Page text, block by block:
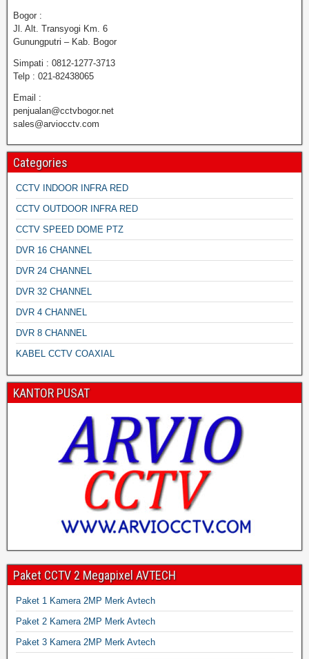
Bogor :
Jl. Alt. Transyogi Km. 6
Gunungputri – Kab. Bogor
Simpati : 0812-1277-3713
Telp : 021-82438065
Email :
penjualan@cctvbogor.net
sales@arviocctv.com
Categories
CCTV INDOOR INFRA RED
CCTV OUTDOOR INFRA RED
CCTV SPEED DOME PTZ
DVR 16 CHANNEL
DVR 24 CHANNEL
DVR 32 CHANNEL
DVR 4 CHANNEL
DVR 8 CHANNEL
KABEL CCTV COAXIAL
KANTOR PUSAT
Paket CCTV 2 Megapixel AVTECH
Paket 1 Kamera 2MP Merk Avtech
Paket 2 Kamera 2MP Merk Avtech
Paket 3 Kamera 2MP Merk Avtech